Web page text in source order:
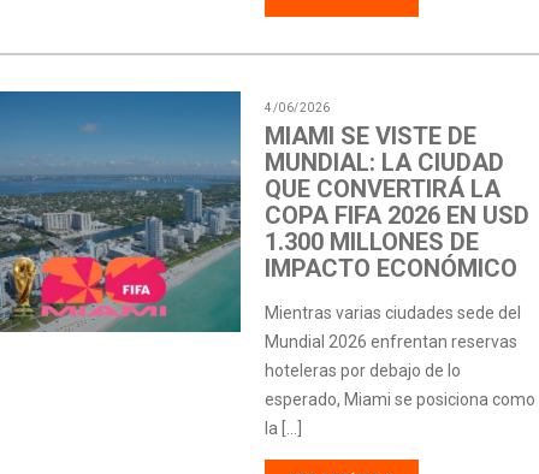
4/06/2026
MIAMI SE VISTE DE
MUNDIAL: LA CIUDAD
QUE CONVERTIRÁ LA
COPA FIFA 2026 EN USD
1.300 MILLONES DE
IMPACTO ECONÓMICO
Mientras varias ciudades sede del
Mundial 2026 enfrentan reservas
hoteleras por debajo de lo
esperado, Miami se posiciona como
la […]